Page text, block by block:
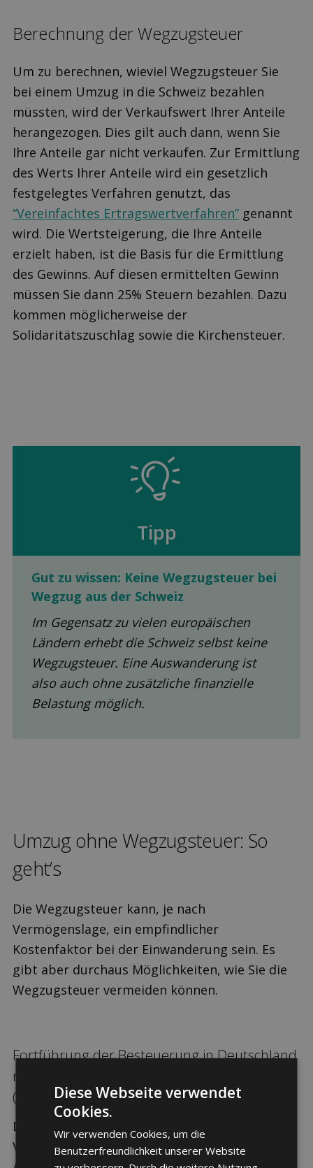
Be­rechnung der Wegzugsteuer
Um zu berechnen, wieviel Wegzugsteuer Sie
bei einem Umzug in die Schweiz bezahlen
müssten, wird der Verkaufswert Ihrer Anteile
herangezogen. Dies gilt auch dann, wenn Sie
Ihre Anteile gar nicht verkaufen. Zur Ermittlung
des Werts Ihrer Anteile wird ein gesetzlich
festgelegtes Verfahren genutzt, das
“Vereinfachtes Ertragswertverfahren” genannt
wird. Die Wertsteigerung, die Ihre Anteile
erzielt haben, ist die Basis für die Ermittlung
des Gewinns. Auf diesen ermittelten Gewinn
müssen Sie dann 25% Steuern bezahlen. Dazu
kommen möglicherweise der
Solidaritätszuschlag sowie die Kirchensteuer.
Tipp
Gut zu wissen: Keine Wegzugsteuer bei
Wegzug aus der Schweiz
Im Gegensatz zu vielen europäischen
Ländern erhebt die Schweiz selbst keine
Wegzugsteuer. Eine Auswanderung ist
also auch ohne zusätzliche finanzielle
Belastung möglich.
Umzug ohne Wegzugsteuer: So
geht’s
Die Wegzugsteuer kann, je nach
Vermögenslage, ein empfindlicher
Kostenfaktor bei der Einwanderung sein. Es
gibt aber durchaus Möglichkeiten, wie Sie die
Wegzugsteuer vermeiden können.
Fortführung der Besteuerung in Deutschland
nach Doppel-Besteuerungs-Abkommen
(DBA)
Die Schweiz und Deutschland haben zur
Vermeidung von Doppelbesteuerung ein
Diese Webseite verwendet
Cookies.
Wir verwenden Cookies, um die
Benutzerfreundlichkeit unserer Website